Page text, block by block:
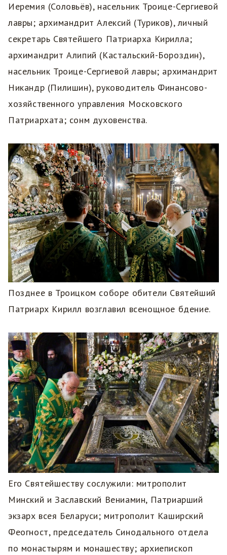
Иеремия (Соловьёв), насельник Троице-Сергиевой
лавры; архимандрит Алексий (Туриков), личный
секретарь Святейшего Патриарха Кирилла;
архимандрит Алипий (Кастальский-Бороздин),
насельник Троице-Сергиевой лавры; архимандрит
Никандр (Пилишин), руководитель Финансово-
хозяйственного управления Московского
Патриархата; сонм духовенства.
Позднее в Троицком соборе обители Святейший
Патриарх Кирилл возглавил всенощное бдение.
Его Святейшеству сослужили: митрополит
Минский и Заславский Вениамин, Патриарший
экзарх всея Беларуси; митрополит Каширский
Феогност, председатель Синодального отдела
по монастырям и монашеству; архиепископ